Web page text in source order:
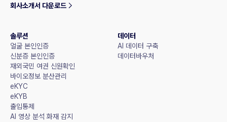
회사소개서 다운로드
솔루션
얼굴 본인인증
신분증 본인인증
재외국민 여권 신원확인
바이오정보 분산관리
eKYC
eKYB
출입통제
AI 영상 분석 화재 감지
데이터
AI 데이터 구축
데이터바우처